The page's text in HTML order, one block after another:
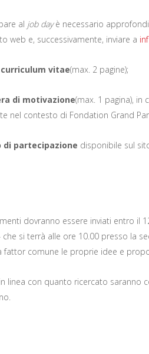
al job dayè necessario
web e, successivamente, inviare a
curriculum vitae(max. 2 pagine);
di motivazione(max. 1 pagina),
nel contesto di Fondation Grand
di partecipazione disponibile sul
dovranno essere inviati entro il
si terrà alle ore 10.00 presso la
fattor comune le proprie idee e
linea con quanto ricercato saranno